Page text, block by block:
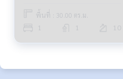
พื้นที่ : 30.00 ตร.ม.
10